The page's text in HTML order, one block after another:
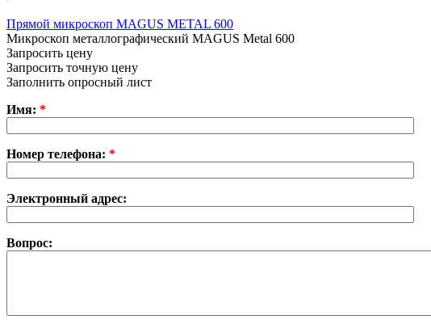
Прямой микроскоп MAGUS METAL 600
Микроскоп металлографический MAGUS Metal 600
Запросить цену
Запросить точную цену
Заполнить опросный лист
Имя: *
Номер телефона: *
Электронный адрес:
Вопрос: